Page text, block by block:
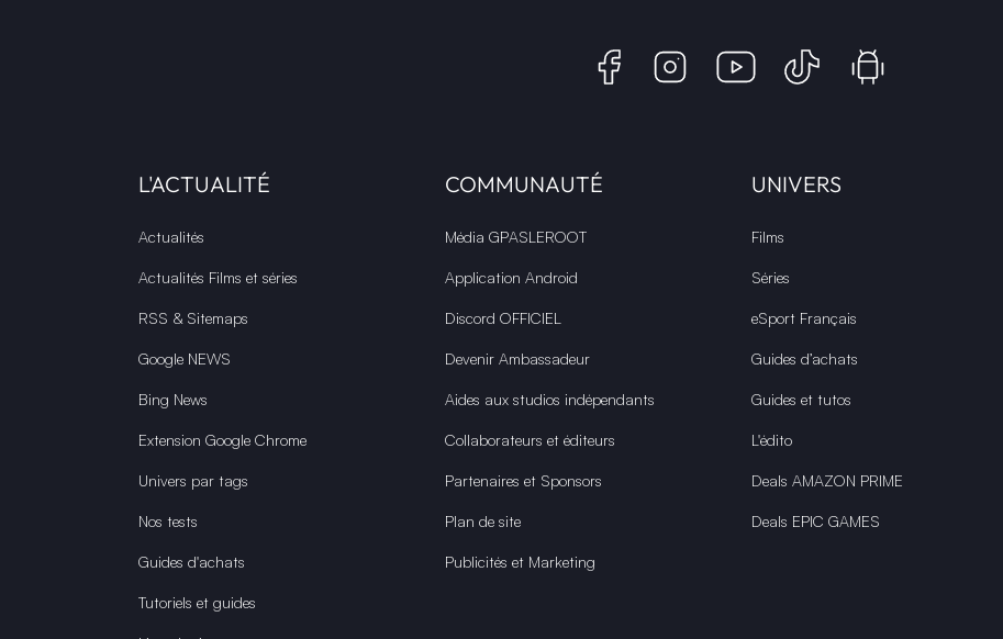
L'ACTUALITÉ
Actualités
Actualités Films et séries
RSS & Sitemaps
Google NEWS
Bing News
Extension Google Chrome
Univers par tags
Nos tests
Guides d'achats
Tutoriels et guides
COMMUNAUTÉ
Média GPASLEROOT
Application Android
Discord OFFICIEL
Devenir Ambassadeur
Aides aux studios indépendants
Collaborateurs et éditeurs
Partenaires et Sponsors
Plan de site
Publicités et Marketing
UNIVERS
Films
Séries
eSport Français
Guides d’achats
Guides et tutos
L'édito
Deals AMAZON PRIME
Deals EPIC GAMES